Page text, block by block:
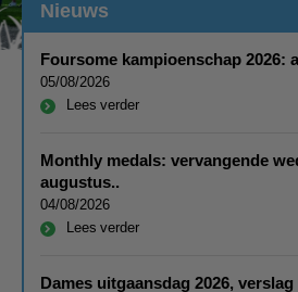
Nieuws
Foursome kampioenschap 2026:
05/08/2026
Lees verder
Monthly medals: vervangende
augustus..
04/08/2026
Lees verder
Dames uitgaansdag 2026, verslag